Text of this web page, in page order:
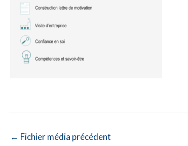
← Fichier média précédent